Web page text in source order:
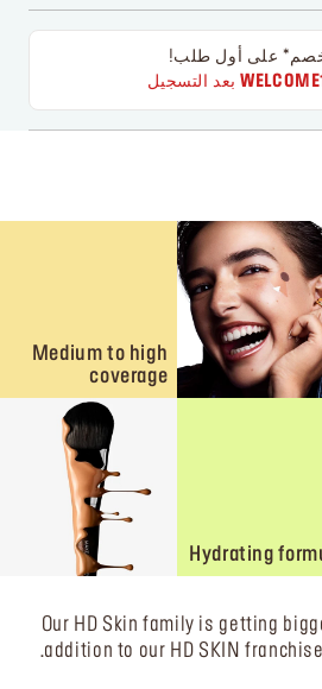
بعد التسجيل
Medium to high
coverage
Hydrating
Our HD Skin family is getting
addition to our HD SKIN